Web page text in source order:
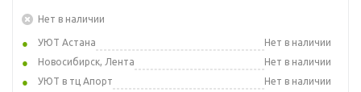
Нет в наличии
УЮТ Астана
Нет в наличии
Новосибирск, Лента
Нет в наличии
УЮТ в тц Апорт
Нет в наличии